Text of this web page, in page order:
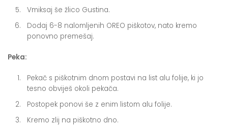
Vmiksaj še žlico Gustina.
Dodaj 6-8 nalomljenih OREO piškotov, nato kremo
ponovno premešaj.
Peka:
Pekač s piškotnim dnom postavi na list alu folije, ki jo
tesno obviješ okoli pekača.
Postopek ponovi še z enim listom alu folije.
Kremo zlij na piškotno dno.